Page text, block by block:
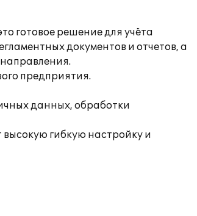
готовое решение для учёта
документов и отчетов, а
предприятия.
данных, обработки
гибкую настройку и